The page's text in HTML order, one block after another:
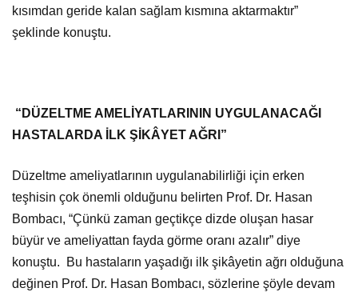
kısımdan geride kalan sağlam kısmına aktarmaktır”
şeklinde konuştu.
“DÜZELTME AMELİYATLARININ UYGULANACAĞI
HASTALARDA İLK ŞİKÂYET AĞRI”
Düzeltme ameliyatlarının uygulanabilirliği için erken
teşhisin çok önemli olduğunu belirten Prof. Dr. Hasan
Bombacı, “Çünkü zaman geçtikçe dizde oluşan hasar
büyür ve ameliyattan fayda görme oranı azalır” diye
konuştu. Bu hastaların yaşadığı ilk şikâyetin ağrı olduğuna
değinen Prof. Dr. Hasan Bombacı, sözlerine şöyle devam